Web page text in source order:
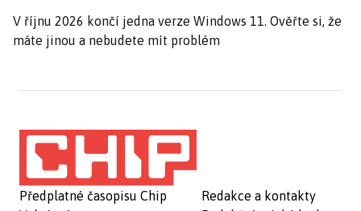
V říjnu 2026 končí jedna verze Windows 11. Ověřte si, že
máte jinou a nebudete mít problém
Předplatné časopisu Chip
Redakce a kontakty